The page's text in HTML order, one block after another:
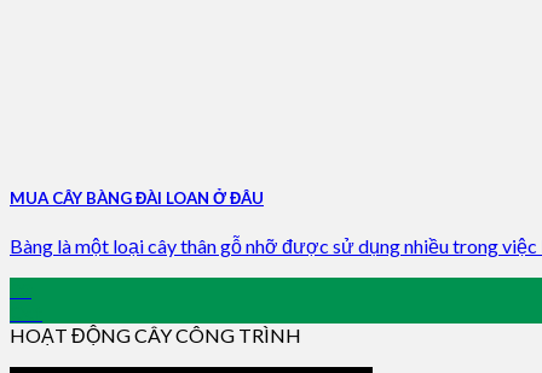
MUA CÂY BÀNG ĐÀI LOAN Ở ĐÂU
Bàng là một loại cây thân gỗ nhỡ được sử dụng nhiều trong việc
HOẠT ĐỘNG CÂY CÔNG TRÌNH